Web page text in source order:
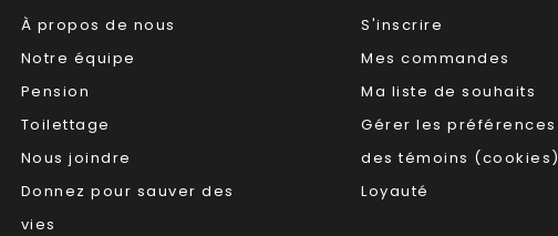
À propos de nous
Notre équipe
Pension
Toilettage
Nous joindre
Donnez pour sauver des
vies
S'inscrire
Mes commandes
Ma liste de souhaits
Gérer les préférences
des témoins (cookies)
Loyauté